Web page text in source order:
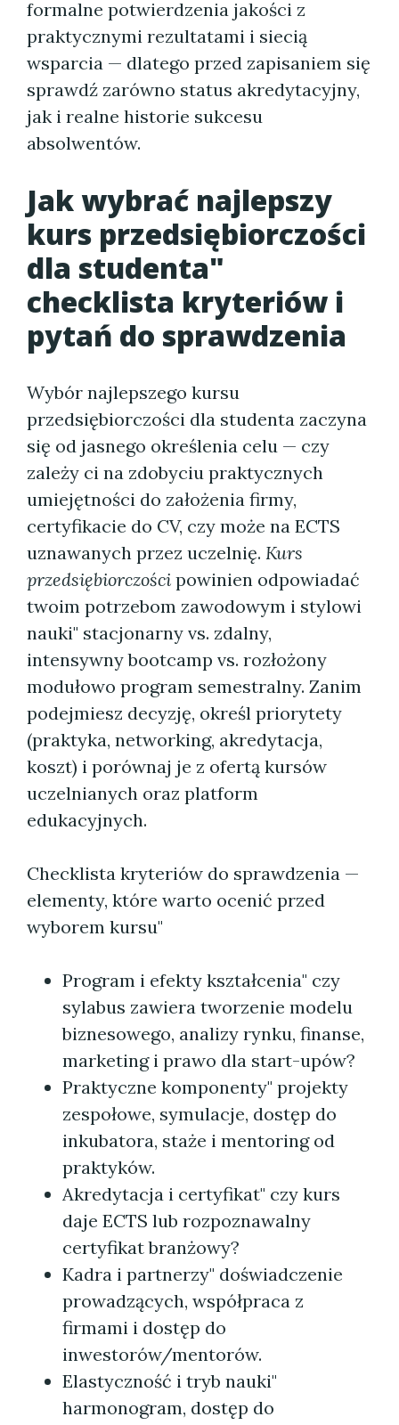
formalne potwierdzenia jakości z
praktycznymi rezultatami i siecią
wsparcia — dlatego przed zapisaniem się
sprawdź zarówno status akredytacyjny,
jak i realne historie sukcesu
absolwentów.
Jak wybrać najlepszy
kurs przedsiębiorczości
dla studenta"
checklista kryteriów i
pytań do sprawdzenia
Wybór najlepszego kursu
przedsiębiorczości dla studenta zaczyna
się od jasnego określenia celu — czy
zależy ci na zdobyciu praktycznych
umiejętności do założenia firmy,
certyfikacie do CV, czy może na ECTS
uznawanych przez uczelnię. Kurs
przedsiębiorczości powinien odpowiadać
twoim potrzebom zawodowym i stylowi
nauki" stacjonarny vs. zdalny,
intensywny bootcamp vs. rozłożony
modułowo program semestralny. Zanim
podejmiesz decyzję, określ priorytety
(praktyka, networking, akredytacja,
koszt) i porównaj je z ofertą kursów
uczelnianych oraz platform
edukacyjnych.
Checklista kryteriów do sprawdzenia —
elementy, które warto ocenić przed
wyborem kursu"
Program i efekty kształcenia" czy
sylabus zawiera tworzenie modelu
biznesowego, analizy rynku, finanse,
marketing i prawo dla start-upów?
Praktyczne komponenty" projekty
zespołowe, symulacje, dostęp do
inkubatora, staże i mentoring od
praktyków.
Akredytacja i certyfikat" czy kurs
daje ECTS lub rozpoznawalny
certyfikat branżowy?
Kadra i partnerzy" doświadczenie
prowadzących, współpraca z
firmami i dostęp do
inwestorów/mentorów.
Elastyczność i tryb nauki"
harmonogram, dostęp do